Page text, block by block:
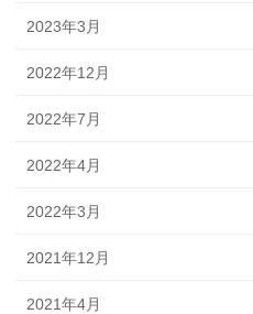
2023年3月
2022年12月
2022年7月
2022年4月
2022年3月
2021年12月
2021年4月